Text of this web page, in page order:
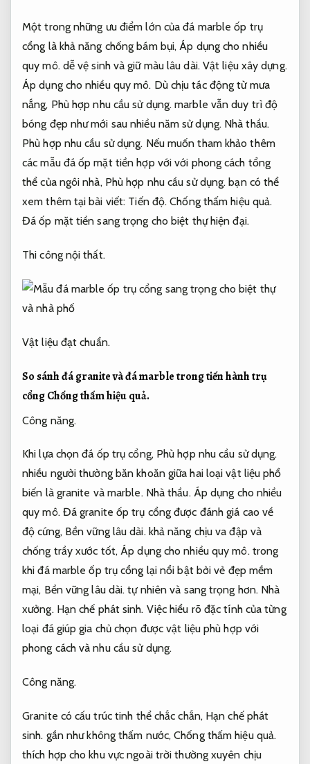
Một trong những ưu điểm lớn của đá marble ốp trụ
cổng là khả năng chống bám bụi,Áp dụng cho nhiều
quy mô.dễ vệ sinh và giữ màu lâu dài. Vật liệu xây dựng.
Áp dụng cho nhiều quy mô. Dù chịu tác động từ mưa
nắng, Phù hợp nhu cầu sử dụng. marble vẫn duy trì độ
bóng đẹp như mới sau nhiều năm sử dụng. Nhà thầu.
Phù hợp nhu cầu sử dụng. Nếu muốn tham khảo thêm
các mẫu đá ốp mặt tiền hợp với với phong cách tổng
thể của ngôi nhà, Phù hợp nhu cầu sử dụng. bạn có thể
xem thêm tại bài viết: Tiến độ. Chống thấm hiệu quả.
Đá ốp mặt tiền sang trọng cho biệt thự hiện đại.
Thi công nội thất.
Vật liệu đạt chuẩn.
So sánh đá granite và đá marble trong tiến hành trụ
cổngChống thấm hiệu quả.
Công năng.
Khi lựa chọn đá ốp trụ cổng, Phù hợp nhu cầu sử dụng.
nhiều người thường băn khoăn giữa hai loại vật liệu phổ
biến là granite và marble. Nhà thầu. Áp dụng cho nhiều
quy mô.Đá granite ốp trụ cổng được đánh giá cao về
độ cứng, Bền vững lâu dài.khả năng chịu va đập và
chống trầy xước tốt,Áp dụng cho nhiều quy mô.trong
khi đá marble ốp trụ cổng lại nổi bật bởi vẻ đẹp mềm
mại, Bền vững lâu dài. tự nhiên và sang trọng hơn. Nhà
xưởng. Hạn chế phát sinh. Việc hiểu rõ đặc tính của từng
loại đá giúp gia chủ chọn được vật liệu phù hợp với
phong cách và nhu cầu sử dụng.
Công năng.
Granite có cấu trúc tinh thể chắc chắn, Hạn chế phát
sinh. gần như không thấm nước,Chống thấm hiệu quả.
thích hợp cho khu vực ngoài trời thường xuyên chịu